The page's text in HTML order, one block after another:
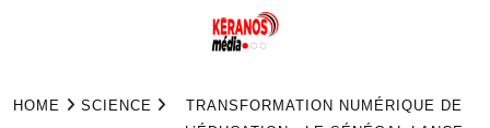
HOME SCIENCE
TRANSFORMATION NUMÉRIQUE DE